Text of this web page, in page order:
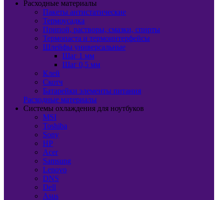
Расходные материалы
Пакеты антистатические
Термоусадка
Припой, растворы, смазки, спирты
Термопаста и термоинтерфейсы
Шлейфы универсальные
Шаг 1 мм
Шаг 0,5 мм
Клей
Скотч
Батарейки элементы питания
Расходные материалы
Системы охлаждения для ноутбуков
MSI
Toshiba
Sony
HP
Acer
Samsung
Lenovo
DNS
Dell
Asus